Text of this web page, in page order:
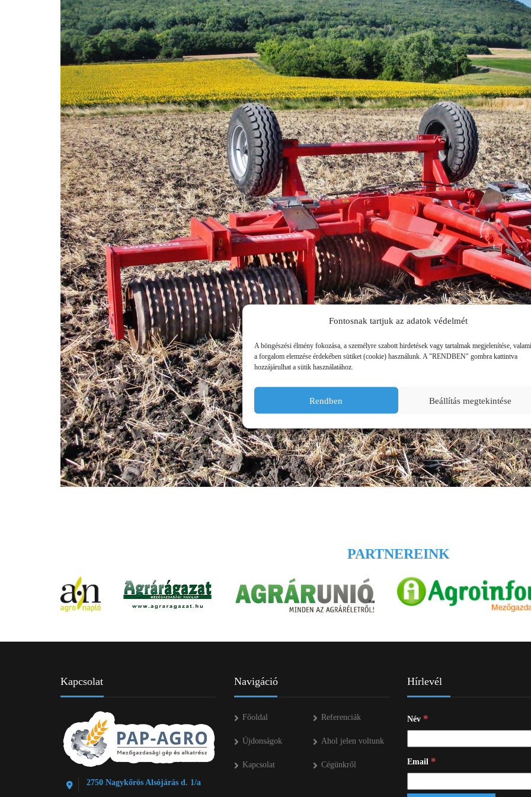
Fontosnak tartjuk az adatok védelmét
A böngészési élmény fokozása, a személyre szabott hirdetések vagy tartalmak megjelenítése,
a forgalom elemzése érdekében sütiket (cookie) használunk. A "RENDBEN" gombra kattintva
hozzájárulhat a sütik használatához.
Rendben Beállítás megtekintése
SZÁLLÍTÓ JÁRMŰVEK,
PÓTKOCSIK
PERMETEZŐGÉPEK
SZÁRZÚZÓK, RÉZSŰZÚZÓK
VETŐGÉPEK
HÍGTRÁGYA KEZELŐ GÉPEK
ÖNTÖZŐGÉPEK
MAGASNYOMÁSÚ TISZTÍTÓK
KOVÁCSOLTVAS
ÜZEMANYAGTARTÁLYOK ÉS
TARTOZÉKAI
ÜZEMANYAG TÁROLÓK
MŰTRÁGYASZÓROK
IDROFOGLIA KERTITOX
LEMKEN MANDALS
OPALL-AGRI SLURRYKAT
TRACLIFT TURQUAGRO
WESTERN ZAFFRANI
ZOOMLION
PARTNEREINK
Kapcsolat
2750 Nagykőrös Alsójárás d. 1/a
Navigáció
Főoldal Referenciák
Újdonságok Ahol jelen voltunk
Kapcsolat Cégünkről
Hírlevél
Név *
Email *